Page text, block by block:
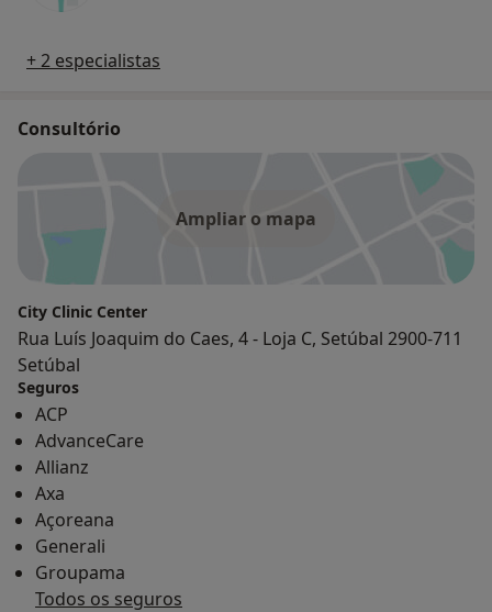
+ 2 especialistas
Consultório
Ampliar o mapa
City Clinic Center
Rua Luís Joaquim do Caes, 4 - Loja C, Setúbal 2900-711
Setúbal
Seguros
ACP
AdvanceCare
Allianz
Axa
Açoreana
Generali
Groupama
Todos os seguros